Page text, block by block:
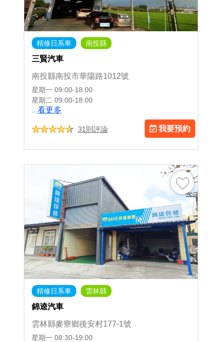
精修日系車 南投縣
三賢汽車
南投縣南投市華陽路1012號
星期一 09:00-18:00
星期二 09:00-18:00
...看更多
31則評論 我要預約
精修日系車 雲林縣
錦逵汽車
雲林縣麥寮鄉後安村177-1號
星期一 08:30-19:00